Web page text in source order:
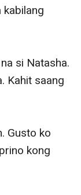
kabilang
si Natasha.
Kahit saang
Gusto ko
kong